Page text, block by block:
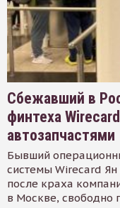
Сбежавший в
финтеха
автозапчастями
Бывший
системы Wirecard
после краха
в Москве, свободно